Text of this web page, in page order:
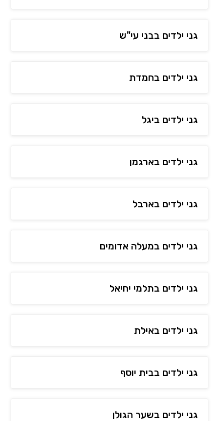
גני ילדים בבני עי"ש
גני ילדים בחמדת
גני ילדים ביגל
גני ילדים בארגמן
גני ילדים בארבל
גני ילדים במעלה אדומים
גני ילדים בתלמי יחיאל
גני ילדים באילת
גני ילדים בבית יוסף
גני ילדים בשער הגולן